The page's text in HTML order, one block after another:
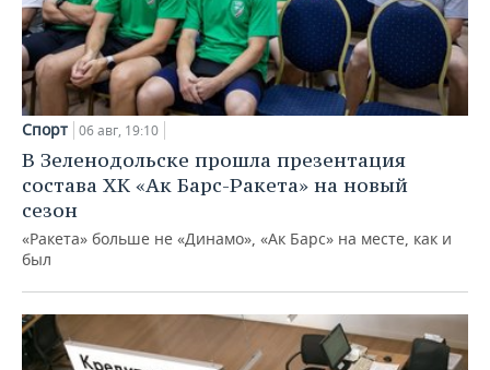
Спорт 06 авг, 19:10
В Зеленодольске прошла презентация
состава ХК «Ак Барс-Ракета» на новый
сезон
«Ракета» больше не «Динамо», «Ак Барс» на месте, как и
был